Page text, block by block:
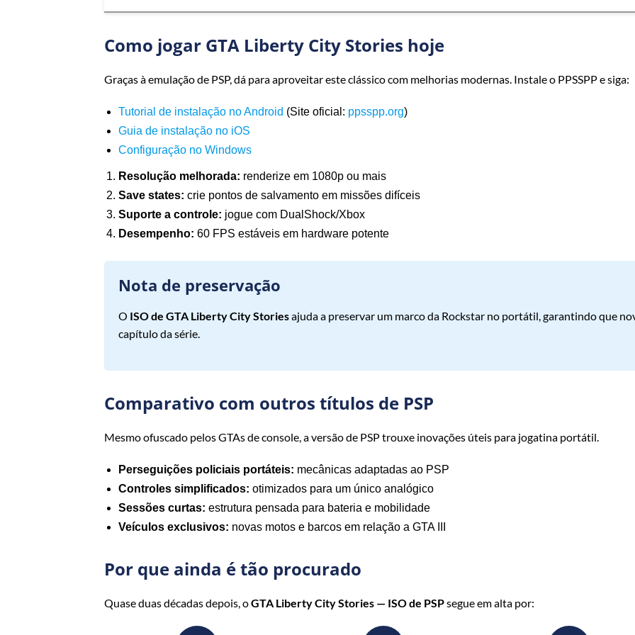
Como jogar GTA Liberty City Stories hoje
Graças à emulação de PSP, dá para aproveitar este clássico com melhorias modernas. Instale o PPSSPP e siga:
Tutorial de instalação no Android (Site oficial: ppsspp.org)
Guia de instalação no iOS
Configuração no Windows
Resolução melhorada: renderize em 1080p ou mais
Save states: crie pontos de salvamento em missões difíceis
Suporte a controle: jogue com DualShock/Xbox
Desempenho: 60 FPS estáveis em hardware potente
Nota de preservação
O ISO de GTA Liberty City Storiesajuda a preservar um marco da Rockstar no portátil, garantindo que
capítulo da série.
Comparativo com outros títulos de PSP
Mesmo ofuscado pelos GTAs de console, a versão de PSP trouxe inovações úteis para jogatina portátil.
Perseguições policiais portáteis: mecânicas adaptadas ao PSP
Controles simplificados: otimizados para um único analógico
Sessões curtas: estrutura pensada para bateria e mobilidade
Veículos exclusivos: novas motos e barcos em relação a GTA III
Por que ainda é tão procurado
Quase duas décadas depois, oGTA Liberty City Stories — ISO de PSPsegue em alta por: